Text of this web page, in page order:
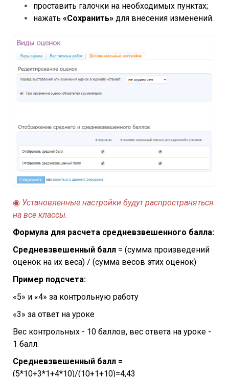
проставить галочки на необходимых пунктах;
нажать «Сохранить» для внесения изменений.
◉ Установленные настройки будут распространяться
на все классы.
Формула для расчета средневзвешенного балла:
Средневзвешенный балл = (сумма произведений
оценок на их веса) / (сумма весов этих оценок)
Пример подсчета:
«5» и «4» за контрольную работу
«3» за ответ на уроке
Вес контрольных - 10 баллов, вес ответа на уроке -
1 балл.
Средневзвешенный балл =
(5*10+3*1+4*10)/(10+1+10)=4,43